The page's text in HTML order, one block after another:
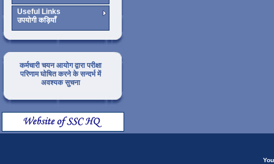
Useful Links
उपयोगी कड़ियाँ
कर्मचारी चयन आयोग द्वारा परीक्षा
परिणाम घोषित करने के सन्दर्भ में
अवश्यक सुचना